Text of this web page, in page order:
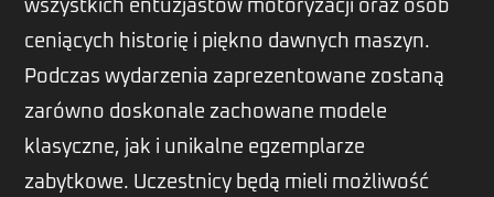
wszystkich entuzjastów motoryzacji oraz osób
ceniących historię i piękno dawnych maszyn.
Podczas wydarzenia zaprezentowane zostaną
zarówno doskonale zachowane modele
klasyczne, jak i unikalne egzemplarze
zabytkowe. Uczestnicy będą mieli możliwość